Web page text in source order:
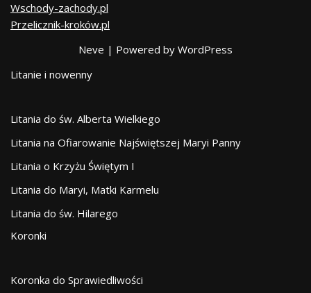
Wschody-zachody.pl
Przelicznik-kroków.pl
Neve | Powered by WordPress
Litanie i nowenny
Litania do św. Alberta Wielkiego
Litania na Ofiarowanie Najświętszej Maryi Panny
Litania o Krzyżu Świętym I
Litania do Maryi, Matki Karmelu
Litania do św. Hilarego
Koronki
Koronka do Sprawiedliwości